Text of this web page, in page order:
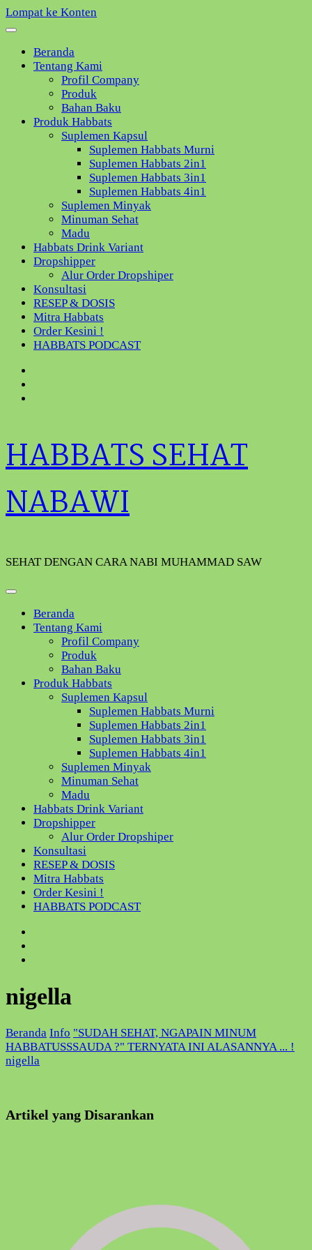
Lompat ke Konten
Beranda
Tentang Kami
Profil Company
Produk
Bahan Baku
Produk Habbats
Suplemen Kapsul
Suplemen Habbats Murni
Suplemen Habbats 2in1
Suplemen Habbats 3in1
Suplemen Habbats 4in1
Suplemen Minyak
Minuman Sehat
Madu
Habbats Drink Variant
Dropshipper
Alur Order Dropshiper
Konsultasi
RESEP & DOSIS
Mitra Habbats
Order Kesini !
HABBATS PODCAST
HABBATS SEHAT
NABAWI
SEHAT DENGAN CARA NABI MUHAMMAD SAW
Beranda
Tentang Kami
Profil Company
Produk
Bahan Baku
Produk Habbats
Suplemen Kapsul
Suplemen Habbats Murni
Suplemen Habbats 2in1
Suplemen Habbats 3in1
Suplemen Habbats 4in1
Suplemen Minyak
Minuman Sehat
Madu
Habbats Drink Variant
Dropshipper
Alur Order Dropshiper
Konsultasi
RESEP & DOSIS
Mitra Habbats
Order Kesini !
HABBATS PODCAST
nigella
Beranda Info "SUDAH SEHAT, NGAPAIN MINUM
HABBATUSSSAUDA ?" TERNYATA INI ALASANNYA ... !
nigella
Artikel yang Disarankan